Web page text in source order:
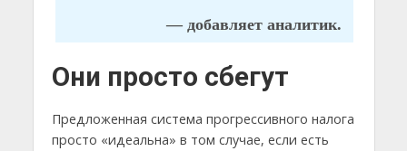
— добавляет аналитик.
Они просто сбегут
Предложенная система прогрессивного налога
просто «идеальна» в том случае, если есть